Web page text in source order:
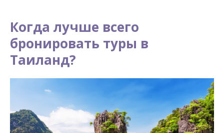
Когда лучше всего
бронировать туры в
Таиланд?